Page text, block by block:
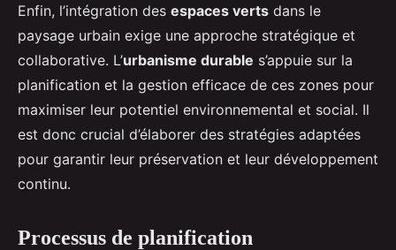
Enfin, l’intégration des espaces verts dans le
paysage urbain exige une approche stratégique et
collaborative. L’urbanisme durable s’appuie sur la
planification et la gestion efficace de ces zones pour
maximiser leur potentiel environnemental et social. Il
est donc crucial d’élaborer des stratégies adaptées
pour garantir leur préservation et leur développement
continu.
Processus de planification